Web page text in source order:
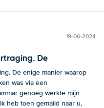
19-06-2024
De
De enige manier waarop
was via een
genoeg werkte mijn
heb toen gemaild naar u,